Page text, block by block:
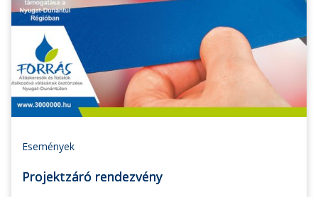
Események
Projektzáró rendezvény